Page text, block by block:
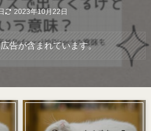
2023年10月22日
告が含まれています。